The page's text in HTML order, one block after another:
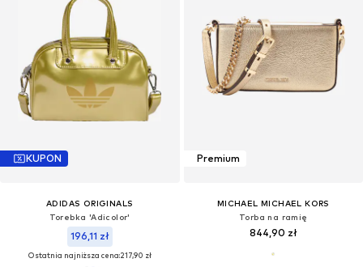
KUPON
ADIDAS ORIGINALS
Torebka 'Adicolor'
196,11 zł
Ostatnia najniższa cena:217,90 zł
Premium
MICHAEL MICHAEL KORS
Torba na ramię
844,90 zł